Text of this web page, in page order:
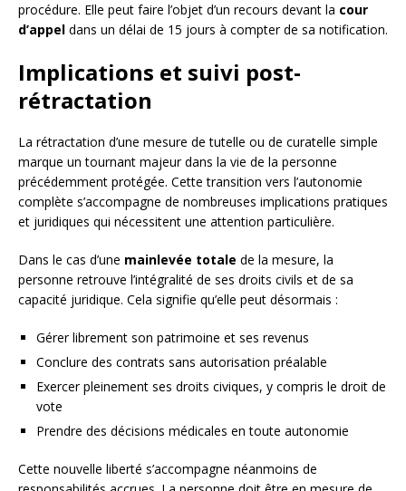
procédure. Elle peut faire l’objet d’un recours devant la cour
d’appel dans un délai de 15 jours à compter de sa notification.
Implications et suivi post-
rétractation
La rétractation d’une mesure de tutelle ou de curatelle simple
marque un tournant majeur dans la vie de la personne
précédemment protégée. Cette transition vers l’autonomie
complète s’accompagne de nombreuses implications pratiques
et juridiques qui nécessitent une attention particulière.
Dans le cas d’une mainlevée totale de la mesure, la
personne retrouve l’intégralité de ses droits civils et de sa
capacité juridique. Cela signifie qu’elle peut désormais :
Gérer librement son patrimoine et ses revenus
Conclure des contrats sans autorisation préalable
Exercer pleinement ses droits civiques, y compris le droit de
vote
Prendre des décisions médicales en toute autonomie
Cette nouvelle liberté s’accompagne néanmoins de